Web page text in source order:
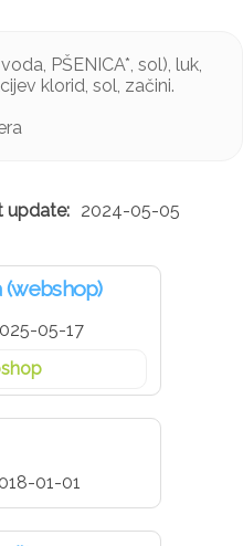
PŠENICA*, sol), luk,
klorid, sol, začini.
2024-05-05
(webshop)
05-17
01-01